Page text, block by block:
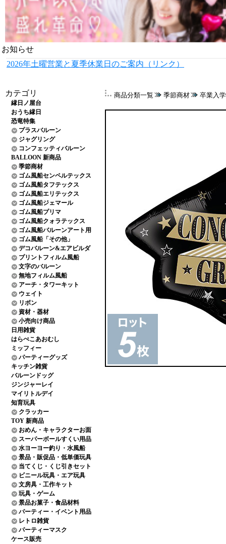
お知らせ
2026年土曜営業と夏季休業日のご案内（リンク）
カテゴリ
縁日ノ屋台
おうち縁日
恐竜特集
プラスバルーン
ジャグリング
コンフェッティバルーン
BALLOON 新商品
季節商材
ゴム風船センペルテックス
ゴム風船タフテックス
ゴム風船エリテックス
ゴム風船ジェマール
ゴム風船プリマ
ゴム風船クォラテックス
ゴム風船バルーンアート用
ゴム風船「その他」
デコバルーン&エアビルダ
プリントフィルム風船
文字のバルーン
無地フィルム風船
アーチ・タワーキット
ウェイト
リボン
資材・器材
小売向け商品
日用雑貨
はらぺこあおむし
ミッフィー
パーティーグッズ
キッチン雑貨
バルーンドッグ
ジンジャーレイ
マイリトルデイ
知育玩具
クラッカー
TOY 新商品
おめん・キャラクターお面
スーパーボールすくい用品
水ヨーヨー釣り・水風船
景品・販促品・低単価玩具
当てくじ・くじ引きセット
ビニール玩具・エア玩具
文房具・工作キット
玩具・ゲーム
景品お菓子・食品材料
パーティー・イベント用品
レトロ雑貨
パーティーマスク
ケース販売
商品分類一覧 季節商材 卒業入学